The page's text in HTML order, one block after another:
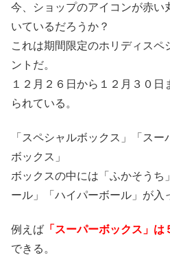
今、ショップのアイコンが赤い
いているだろうか？
これは期間限定のホリディスペ
ントだ。
１２月２６日から１２月３０
られている。
「スペシャルボックス」「ス
ボックス」
ボックスの中には「ふかそうち
ール」「ハイパーボール」が入
例えば 「スーパーボックス」
できる。